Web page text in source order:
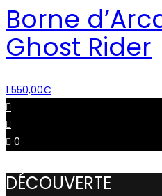
Borne
Ghost Rider
1 550,00€
0
DÉCOUVERTE